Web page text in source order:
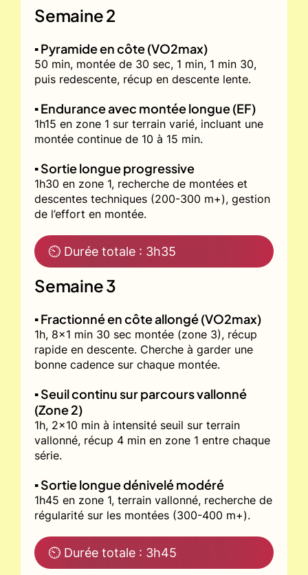
Semaine 2
▪️ Pyramide en côte (VO2max)
50 min, montée de 30 sec, 1 min, 1 min 30,
puis redescente, récup en descente lente.
▪️ Endurance avec montée longue (EF)
1h15 en zone 1 sur terrain varié, incluant une
montée continue de 10 à 15 min.
▪️ Sortie longue progressive
1h30 en zone 1, recherche de montées et
descentes techniques (200-300 m+), gestion
de l’effort en montée.
⏲ Durée totale : 3h35
Semaine 3
▪️ Fractionné en côte allongé (VO2max)
1h, 8x1 min 30 sec montée (zone 3), récup
rapide en descente. Cherche à garder une
bonne cadence sur chaque montée.
▪️ Seuil continu sur parcours vallonné
(Zone 2)
1h, 2x10 min à intensité seuil sur terrain
vallonné, récup 4 min en zone 1 entre chaque
série.
▪️ Sortie longue dénivelé modéré
1h45 en zone 1, terrain vallonné, recherche de
régularité sur les montées (300-400 m+).
⏲ Durée totale : 3h45